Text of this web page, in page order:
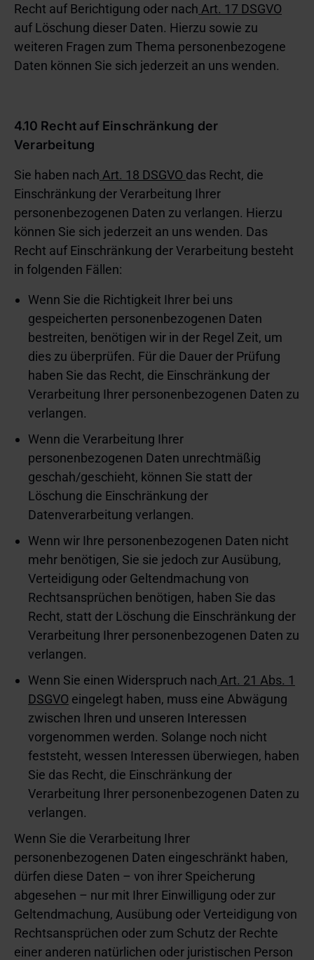
Recht auf Berichtigung oder nach Art. 17 DSGVO
auf Löschung dieser Daten. Hierzu sowie zu
weiteren Fragen zum Thema personenbezogene
Daten können Sie sich jederzeit an uns wenden.
4.10 Recht auf Einschränkung der
Verarbeitung
Sie haben nach Art. 18 DSGVO das Recht, die
Einschränkung der Verarbeitung Ihrer
personenbezogenen Daten zu verlangen. Hierzu
können Sie sich jederzeit an uns wenden. Das
Recht auf Einschränkung der Verarbeitung besteht
in folgenden Fällen:
Wenn Sie die Richtigkeit Ihrer bei uns
gespeicherten personenbezogenen Daten
bestreiten, benötigen wir in der Regel Zeit, um
dies zu überprüfen. Für die Dauer der Prüfung
haben Sie das Recht, die Einschränkung der
Verarbeitung Ihrer personenbezogenen Daten zu
verlangen.
Wenn die Verarbeitung Ihrer
personenbezogenen Daten unrechtmäßig
geschah/geschieht, können Sie statt der
Löschung die Einschränkung der
Datenverarbeitung verlangen.
Wenn wir Ihre personenbezogenen Daten nicht
mehr benötigen, Sie sie jedoch zur Ausübung,
Verteidigung oder Geltendmachung von
Rechtsansprüchen benötigen, haben Sie das
Recht, statt der Löschung die Einschränkung der
Verarbeitung Ihrer personenbezogenen Daten zu
verlangen.
Wenn Sie einen Widerspruch nach Art. 21 Abs. 1
DSGVO eingelegt haben, muss eine Abwägung
zwischen Ihren und unseren Interessen
vorgenommen werden. Solange noch nicht
feststeht, wessen Interessen überwiegen, haben
Sie das Recht, die Einschränkung der
Verarbeitung Ihrer personenbezogenen Daten zu
verlangen.
Wenn Sie die Verarbeitung Ihrer
personenbezogenen Daten eingeschränkt haben,
dürfen diese Daten – von ihrer Speicherung
abgesehen – nur mit Ihrer Einwilligung oder zur
Geltendmachung, Ausübung oder Verteidigung von
Rechtsansprüchen oder zum Schutz der Rechte
einer anderen natürlichen oder juristischen Person